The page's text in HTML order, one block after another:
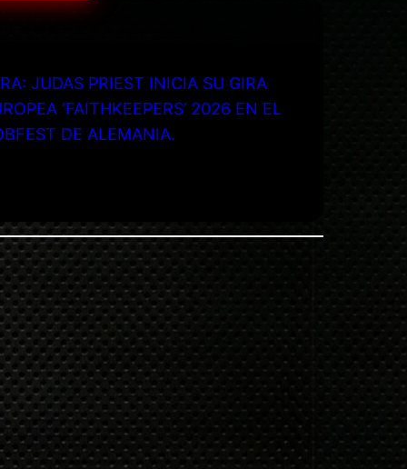
JUDAS PRIEST INICIA SU GIRA
‘FAITHKEEPERS’ 2026 EN EL
DE ALEMANIA.